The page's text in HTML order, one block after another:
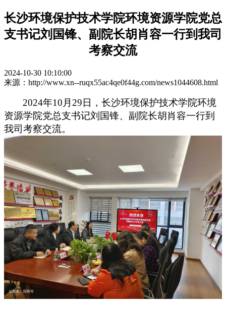
长沙环境保护技术学院环境资源学院党总
支书记刘国锋、副院长胡肖容一行到我司
考察交流
2024-10-30 10:10:00
来源：http://www.xn--ruqx55ac4qe0f44g.com/news1044608.html
2024年10 月 29日，长沙环境保护技术学院环境
资源学院党总支书记刘国锋、副院长胡肖容一行到
我司考察交流。